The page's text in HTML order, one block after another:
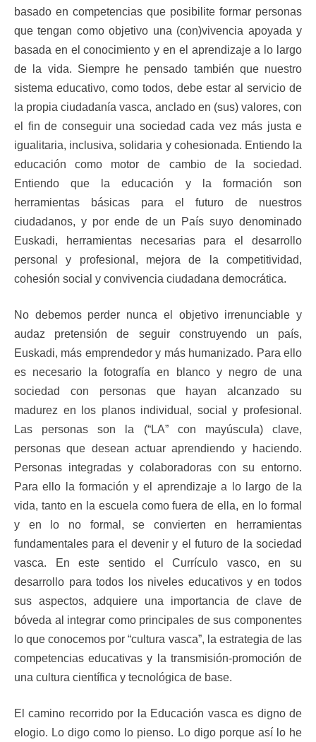
basado en competencias que posibilite formar personas
que tengan como objetivo una (con)vivencia apoyada y
basada en el conocimiento y en el aprendizaje a lo largo
de la vida. Siempre he pensado también que nuestro
sistema educativo, como todos, debe estar al servicio de
la propia ciudadanía vasca, anclado en (sus) valores, con
el fin de conseguir una sociedad cada vez más justa e
igualitaria, inclusiva, solidaria y cohesionada. Entiendo la
educación como motor de cambio de la sociedad.
Entiendo que la educación y la formación son
herramientas básicas para el futuro de nuestros
ciudadanos, y por ende de un País suyo denominado
Euskadi, herramientas necesarias para el desarrollo
personal y profesional, mejora de la competitividad,
cohesión social y convivencia ciudadana democrática.
No debemos perder nunca el objetivo irrenunciable y
audaz pretensión de seguir construyendo un país,
Euskadi, más emprendedor y más humanizado. Para ello
es necesario la fotografía en blanco y negro de una
sociedad con personas que hayan alcanzado su
madurez en los planos individual, social y profesional.
Las personas son la (“LA” con mayúscula) clave,
personas que desean actuar aprendiendo y haciendo.
Personas integradas y colaboradoras con su entorno.
Para ello la formación y el aprendizaje a lo largo de la
vida, tanto en la escuela como fuera de ella, en lo formal
y en lo no formal, se convierten en herramientas
fundamentales para el devenir y el futuro de la sociedad
vasca. En este sentido el Currículo vasco, en su
desarrollo para todos los niveles educativos y en todos
sus aspectos, adquiere una importancia de clave de
bóveda al integrar como principales de sus componentes
lo que conocemos por “cultura vasca”, la estrategia de las
competencias educativas y la transmisión-promoción de
una cultura científica y tecnológica de base.
El camino recorrido por la Educación vasca es digno de
elogio. Lo digo como lo pienso. Lo digo porque así lo he